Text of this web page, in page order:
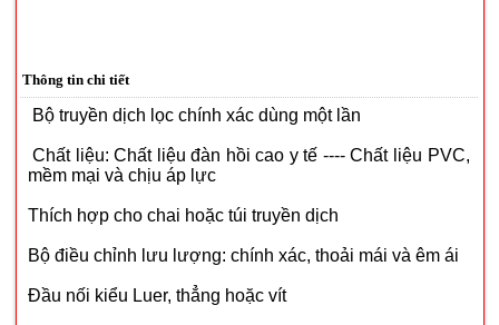
Thông tin chi tiết
Bộ truyền dịch lọc chính xác dùng một lần
Chất liệu: Chất liệu đàn hồi cao y tế ---- Chất liệu PVC,
mềm mại và chịu áp lực
Thích hợp cho chai hoặc túi truyền dịch
Bộ điều chỉnh lưu lượng: chính xác, thoải mái và êm ái
Đầu nối kiểu Luer, thẳng hoặc vít